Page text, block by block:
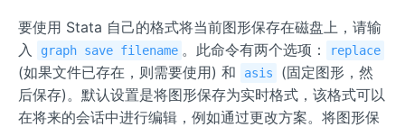
要使用 Stata 自己的格式将当前图形保存在磁盘上，请输
入
graph save filename 。此命令有两个选项： replace
(如果文件已存在，则需要使用) 和 asis
(固定图形，然
后保存)。默认设置是将图形保存为实时格式，该格式可以
在将来的会话中进行编辑，例如通过更改方案。将图形保